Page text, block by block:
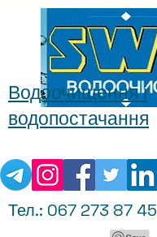
Водоочищення і
водопостачання
Тел.: 067 273 87 45